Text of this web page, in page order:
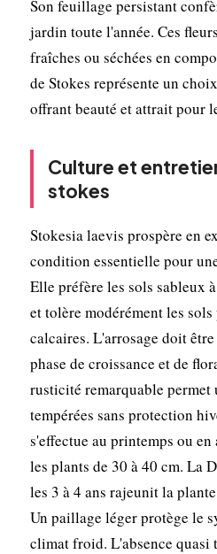
Son feuillage persistant
jardin toute l'année. Ces
fraîches ou séchées en
de Stokes représente un
offrant beauté et attrait pour
Culture et
stokes
Stokesia laevis prospère en
condition essentielle pour
Elle préfère les sols sableux
et tolère modérément les sols
calcaires. L'arrosage doit
phase de croissance et de
rusticité remarquable permet
tempérées sans protection
s'effectue au printemps ou en
les plants de 30 à 40 cm. La
les 3 à 4 ans rajeunit la
Un paillage léger protège le
climat froid. L'absence quasi